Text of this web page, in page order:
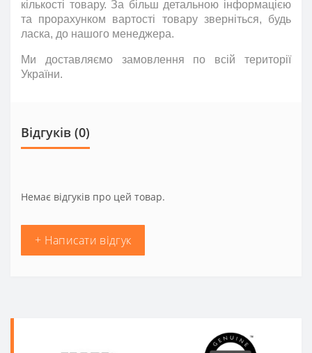
кількості товару. За більш детальною інформацією
та прорахунком вартості товару зверніться, будь
ласка, до нашого менеджера.
Ми доставляємо замовлення по всій території
України.
Відгуків (0)
Немає відгуків про цей товар.
+ Написати відгук